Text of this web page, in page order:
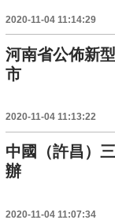
2020-11-04 11:14:29
河南省公佈新
市
2020-11-04 11:13:22
中國（許昌）
辦
2020-11-04 11:07:34